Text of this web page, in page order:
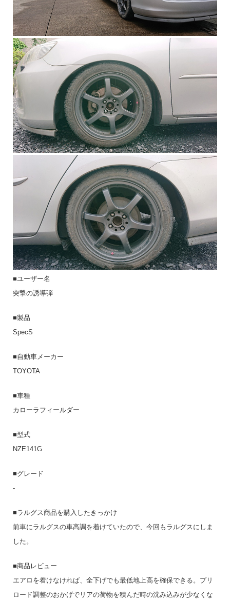
■ユーザー名
突撃の誘導弾
■製品
SpecS
■自動車メーカー
TOYOTA
■車種
カローラフィールダー
■型式
NZE141G
■グレード
-
■ラルグス商品を購入したきっかけ
前車にラルグスの車高調を着けていたので、今回もラルグスにしま
した。
■商品レビュー
エアロを着けなければ、全下げでも最低地上高を確保できる。プリ
ロード調整のおかげでリアの荷物を積んだ時の沈み込みが少なくな